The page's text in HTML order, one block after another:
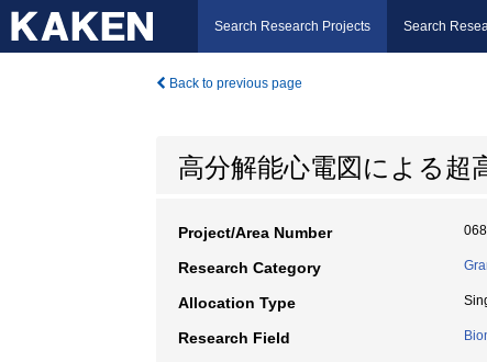
Search Research Projects Search
Back to previous page
高分解能心電図による超
Project/Area Number
Research Category
Allocation Type
Research Field